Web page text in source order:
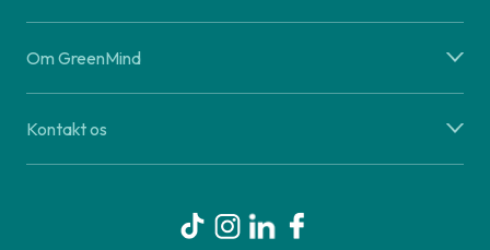
Om GreenMind
Kontakt os